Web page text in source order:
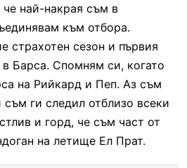
най-накрая съм в
към отбора.
страхотен сезон и първия
Барса. Спомням си, когато
на Рийкард и Пеп. Аз съм
ги следил отблизо всеки
и горд, че съм част от
на летище Ел Прат.